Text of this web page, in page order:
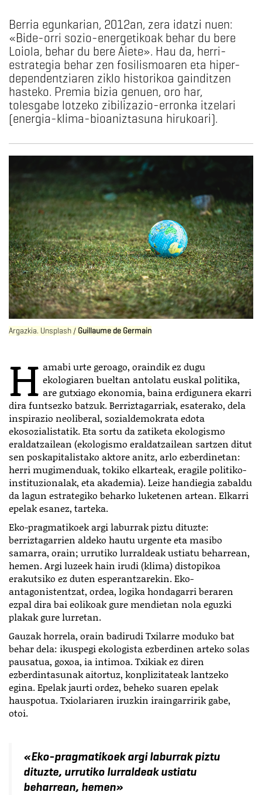
Berria egunkarian, 2012an, zera idatzi nuen:
«Bide-orri sozio-energetikoak behar du bere
Loiola, behar du bere Aiete». Hau da, herri-
estrategia behar zen fosilismoaren eta hiper-
dependentziaren ziklo historikoa gainditzen
hasteko. Premia bizia genuen, oro har,
tolesgabe lotzeko zibilizazio-erronka itzelari
(energia-klima-bioaniztasuna hirukoari).
Argazkia. Unsplash / Guillaume de Germain
H amabi urte geroago, oraindik ez dugu
ekologiaren bueltan antolatu euskal politika,
are gutxiago ekonomia, baina erdigunera ekarri
dira funtsezko batzuk. Berriztagarriak, esaterako, dela
inspirazio neoliberal, sozialdemokrata edota
ekosozialistatik. Eta sortu da zatiketa ekologismo
eraldatzailean (ekologismo eraldatzailean sartzen ditut
sen poskapitalistako aktore anitz, arlo ezberdinetan:
herri mugimenduak, tokiko elkarteak, eragile politiko-
instituzionalak, eta akademia). Leize handiegia zabaldu
da lagun estrategiko beharko luketenen artean. Elkarri
epelak esanez, tarteka.
Eko-pragmatikoek argi laburrak piztu dituzte:
berriztagarrien aldeko hautu urgente eta masibo
samarra, orain; urrutiko lurraldeak ustiatu beharrean,
hemen. Argi luzeek hain irudi (klima) distopikoa
erakutsiko ez duten esperantzarekin. Eko-
antagonistentzat, ordea, logika hondagarri beraren
ezpal dira bai eolikoak gure mendietan nola eguzki
plakak gure lurretan.
Gauzak horrela, orain badirudi Txilarre moduko bat
behar dela: ikuspegi ekologista ezberdinen arteko solas
pausatua, goxoa, ia intimoa. Txikiak ez diren
ezberdintasunak aitortuz, konplizitateak lantzeko
egina. Epelak jaurti ordez, beheko suaren epelak
hauspotua. Txiolariaren iruzkin iraingarririk gabe,
otoi.
«Eko-pragmatikoek argi laburrak piztu
dituzte, urrutiko lurraldeak ustiatu
beharrean, hemen»